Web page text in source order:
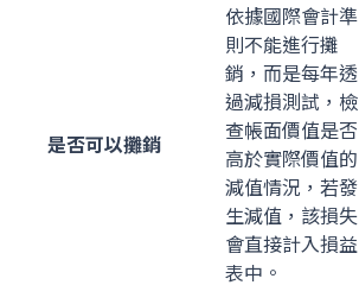
是否可以攤銷
依據國際會計準
則不能進行攤
銷，而是每年透
過減損測試，檢
查帳面價值是否
高於實際價值的
減值情況，若發
生減值，該損失
會直接計入損益
表中。